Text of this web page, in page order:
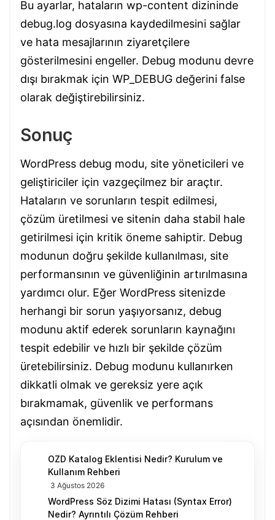
Bu ayarlar, hataların wp-content dizininde
debug.log dosyasına kaydedilmesini sağlar
ve hata mesajlarının ziyaretçilere
gösterilmesini engeller. Debug modunu devre
dışı bırakmak için WP_DEBUG değerini false
olarak değiştirebilirsiniz.
Sonuç
WordPress debug modu, site yöneticileri ve
geliştiriciler için vazgeçilmez bir araçtır.
Hataların ve sorunların tespit edilmesi,
çözüm üretilmesi ve sitenin daha stabil hale
getirilmesi için kritik öneme sahiptir. Debug
modunun doğru şekilde kullanılması, site
performansının ve güvenliğinin artırılmasına
yardımcı olur. Eğer WordPress sitenizde
herhangi bir sorun yaşıyorsanız, debug
modunu aktif ederek sorunların kaynağını
tespit edebilir ve hızlı bir şekilde çözüm
üretebilirsiniz. Debug modunu kullanırken
dikkatli olmak ve gereksiz yere açık
bırakmamak, güvenlik ve performans
açısından önemlidir.
OZD Katalog Eklentisi Nedir? Kurulum ve
Kullanım Rehberi
3 Ağustos 2026
WordPress Söz Dizimi Hatası (Syntax Error)
Nedir? Ayrıntılı Çözüm Rehberi